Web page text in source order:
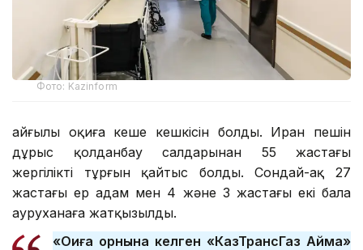
Фото: Kazinform
Қайғылы оқиға кеше кешкісін болды. Иран пешін
дұрыс қолданбау салдарынан 55 жастағы
жергілікті тұрғын қайтыс болды. Сондай-ақ 27
жастағы ер адам мен 4 және 3 жастағы екі бала
ауруханаға жатқызылды.
«Оқиға орнына келген «КазТрансГаз Аймақ»